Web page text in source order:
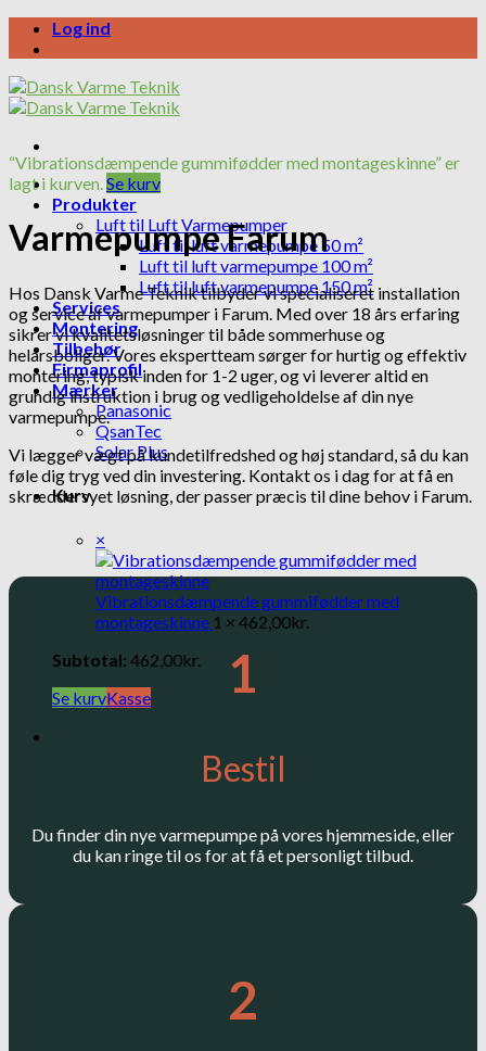
Skip
Log ind
Produkter
Luft til Luft Varmepumper
Luft til luft varmepumpe 50 m²
Luft til luft varmepumpe 100 m²
Luft til luft varmepumpe 150 m²
Services
Montering
Tilbehør
Firmaprofil
Mærker
Panasonic
QsanTec
Solar Plus
Kurv
×
Vibrationsdæmpende gummifødder med
montageskinne 1 × 462,00kr.
Subtotal: 462,00kr.
Se kurvKasse
“Vibrationsdæmpende gummifødder med montageskinne” er
lagt i kurven.Se kurv
Varmepumpe Farum
Hos Dansk Varme Teknik tilbyder vi specialiseret installation
og service af varmepumper i Farum. Med over 18 års erfaring
sikrer vi kvalitetsløsninger til både sommerhuse og
helårsboliger. Vores ekspertteam sørger for hurtig og effektiv
montering, typisk inden for 1-2 uger, og vi leverer altid en
grundig instruktion i brug og vedligeholdelse af din nye
varmepumpe.
Vi lægger vægt på kundetilfredshed og høj standard, så du kan
føle dig tryg ved din investering. Kontakt os i dag for at få en
skræddersyet løsning, der passer præcis til dine behov i Farum.
1
Bestil
Du finder din nye varmepumpe på vores hjemmeside, eller
du kan ringe til os for at få et personligt tilbud.
2